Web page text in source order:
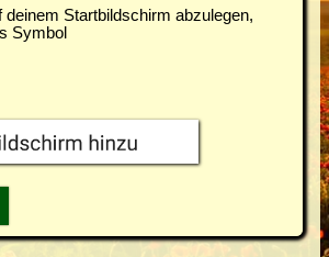
deinem Startbildschirm abzulegen,
Symbol